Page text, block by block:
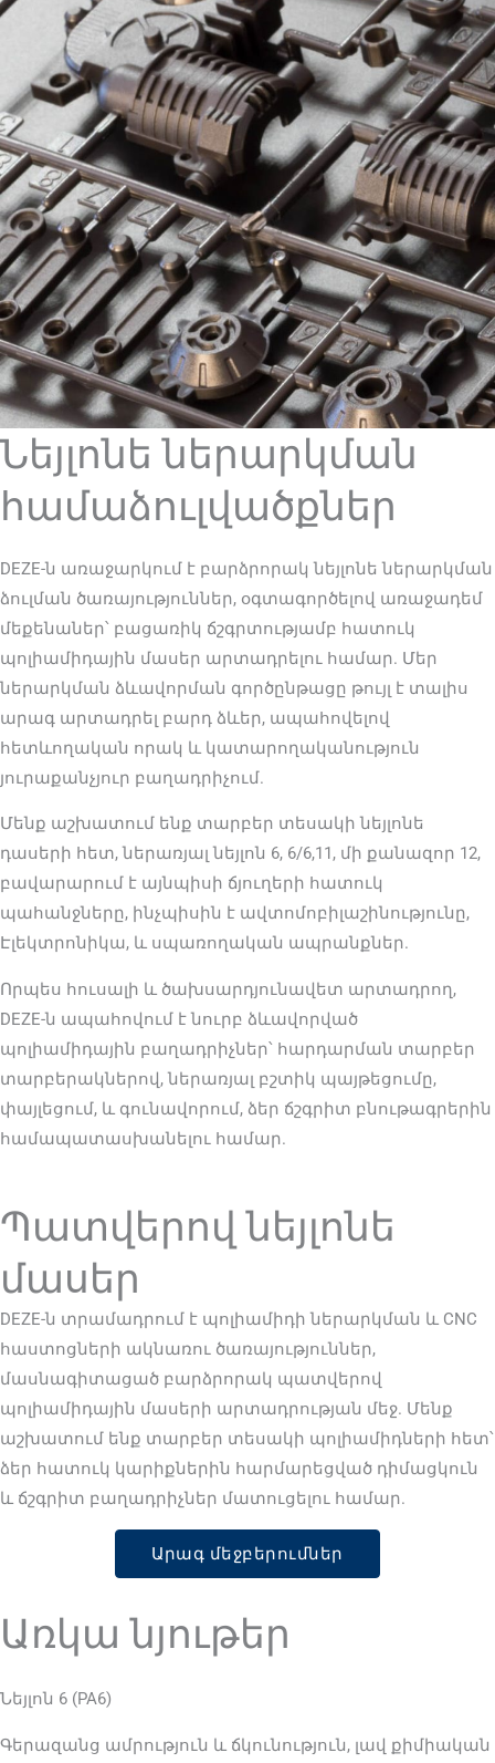
Նեյլոնե ներարկման
համաձուլվածքներ
DEZE-ն առաջարկում է բարձրորակ նեյլոնե ներարկման
ձուլման ծառայություններ, օգտագործելով առաջադեմ
մեքենաներ՝ բացառիկ ճշգրտությամբ հատուկ
պոլիամիդային մասեր արտադրելու համար. Մեր
ներարկման ձևավորման գործընթացը թույլ է տալիս
արագ արտադրել բարդ ձևեր, ապահովելով
հետևողական որակ և կատարողականություն
յուրաքանչյուր բաղադրիչում.
Մենք աշխատում ենք տարբեր տեսակի նեյլոնե
դասերի հետ, ներառյալ նեյլոն 6, 6/6,11, մի քանազոր 12,
բավարարում է այնպիսի ճյուղերի հատուկ
պահանջները, ինչպիսին է ավտոմոբիլաշինությունը,
Էլեկտրոնիկա, և սպառողական ապրանքներ.
Որպես հուսալի և ծախսարդյունավետ արտադրող,
DEZE-ն ապահովում է նուրբ ձևավորված
պոլիամիդային բաղադրիչներ՝ հարդարման տարբեր
տարբերակներով, ներառյալ բշտիկ պայթեցումը,
փայլեցում, և գունավորում, ձեր ճշգրիտ բնութագրերին
համապատասխանելու համար.
Պատվերով նեյլոնե
մասեր
DEZE-ն տրամադրում է պոլիամիդի ներարկման և CNC
հաստոցների ակնառու ծառայություններ,
մասնագիտացած բարձրորակ պատվերով
պոլիամիդային մասերի արտադրության մեջ. Մենք
աշխատում ենք տարբեր տեսակի պոլիամիդների հետ՝
ձեր հատուկ կարիքներին հարմարեցված դիմացկուն
և ճշգրիտ բաղադրիչներ մատուցելու համար.
Արագ մեջբերումներ
Առկա նյութեր
Նեյլոն 6 (PA6)
Գերազանց ամրություն և ճկունություն, լավ քիմիական